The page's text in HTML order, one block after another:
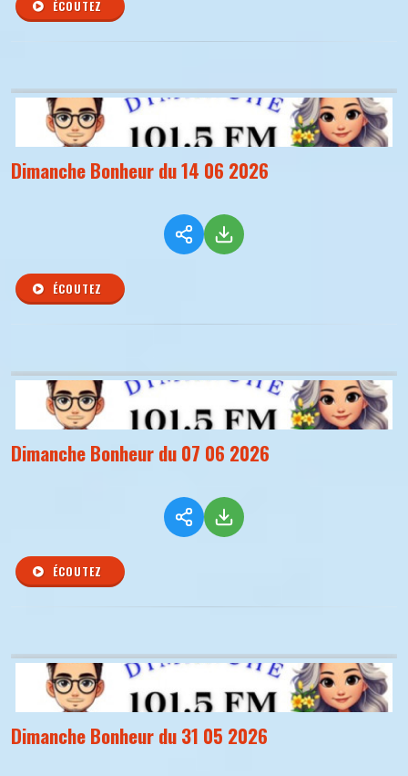
ÉCOUTEZ
Dimanche Bonheur du 14 06 2026
ÉCOUTEZ
Dimanche Bonheur du 07 06 2026
ÉCOUTEZ
Dimanche Bonheur du 31 05 2026